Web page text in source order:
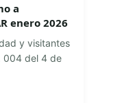
a
enero 2026
y visitantes
004 del 4 de